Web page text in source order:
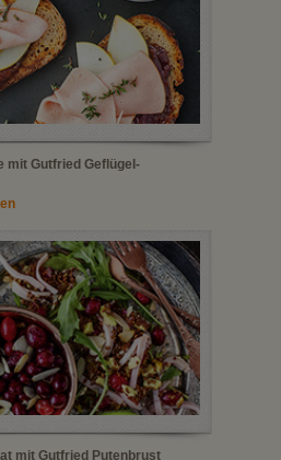
mit Gutfried Geflügel-
mit Gutfried Putenbrust